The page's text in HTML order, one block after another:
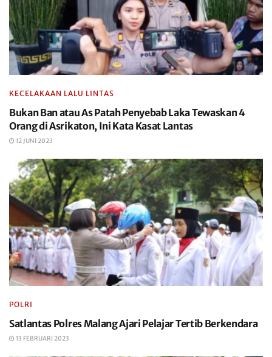
KECELAKAAN LALU LINTAS
Bukan Ban atau As Patah Penyebab Laka Tewaskan 4
Orang di Asrikaton, Ini Kata Kasat Lantas
12 JUNI 2023
POLRI
Satlantas Polres Malang Ajari Pelajar Tertib Berkendara
13 FEBRUARI 2023